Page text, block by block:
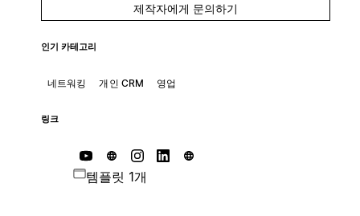
제작자에게 문의하기
인기 카테고리
네트워킹 개인 CRM 영업
링크
템플릿 1개